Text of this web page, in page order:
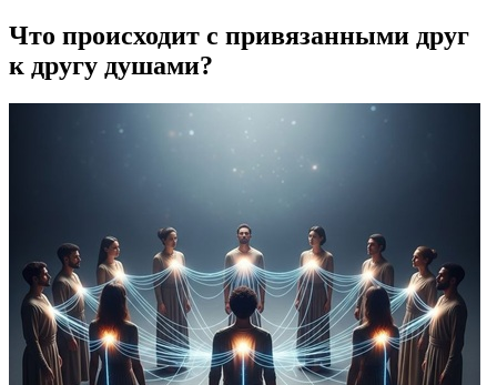
Что происходит с привязанными друг
к другу душами?